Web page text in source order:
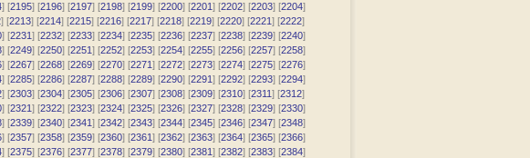
] [2195] [2196] [2197] [2198] [2199] [2200] [2201] [2202] [2203] [2204]
] [2213] [2214] [2215] [2216] [2217] [2218] [2219] [2220] [2221] [2222]
] [2231] [2232] [2233] [2234] [2235] [2236] [2237] [2238] [2239] [2240]
] [2249] [2250] [2251] [2252] [2253] [2254] [2255] [2256] [2257] [2258]
] [2267] [2268] [2269] [2270] [2271] [2272] [2273] [2274] [2275] [2276]
] [2285] [2286] [2287] [2288] [2289] [2290] [2291] [2292] [2293] [2294]
] [2303] [2304] [2305] [2306] [2307] [2308] [2309] [2310] [2311] [2312]
] [2321] [2322] [2323] [2324] [2325] [2326] [2327] [2328] [2329] [2330]
] [2339] [2340] [2341] [2342] [2343] [2344] [2345] [2346] [2347] [2348]
] [2357] [2358] [2359] [2360] [2361] [2362] [2363] [2364] [2365] [2366]
] [2375] [2376] [2377] [2378] [2379] [2380] [2381] [2382] [2383] [2384]